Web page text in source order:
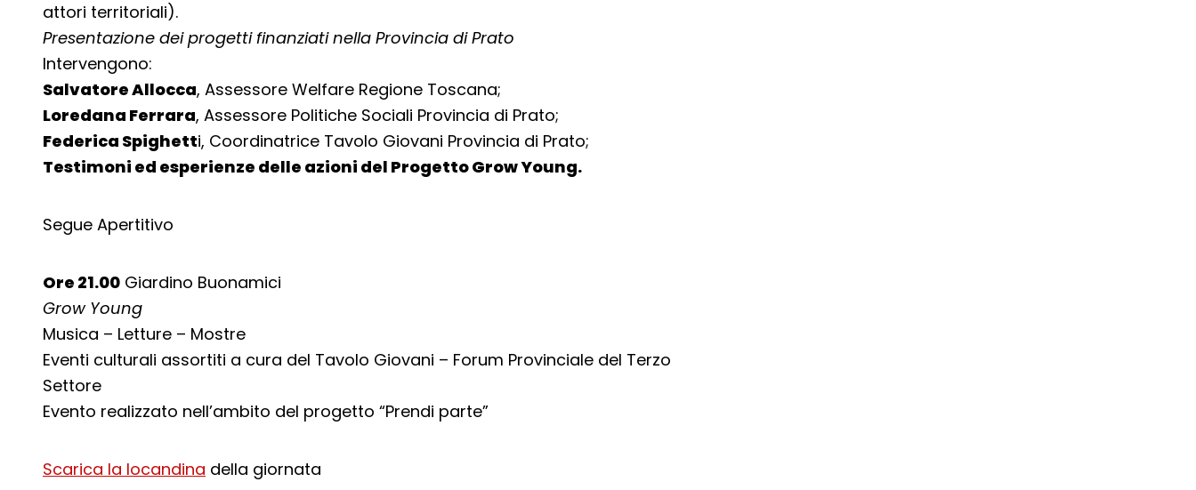
attori territoriali).
Presentazione dei progetti finanziati nella Provincia di Prato
Intervengono:
Salvatore Allocca, Assessore Welfare Regione Toscana;
Loredana Ferrara, Assessore Politiche Sociali Provincia di Prato;
Federica Spighetti, Coordinatrice Tavolo Giovani Provincia di Prato;
Testimoni ed esperienze delle azioni del Progetto Grow Young.
Segue Apertitivo
Ore 21.00 Giardino Buonamici
Grow Young
Musica – Letture – Mostre
Eventi culturali assortiti a cura del Tavolo Giovani – Forum Provinciale del Terzo
Settore
Evento realizzato nell’ambito del progetto “Prendi parte”
Scarica la locandina della giornata